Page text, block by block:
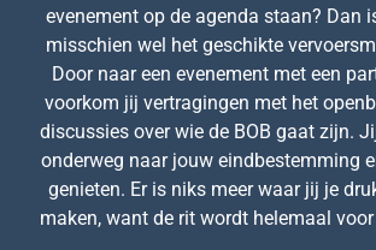
evenement op de agenda staan? Dan
misschien wel het geschikte
Door naar een evenement met een
voorkom jij vertragingen met het
discussies over wie de BOB gaat zijn.
onderweg naar jouw eindbestemming
genieten. Er is niks meer waar jij je
maken, want de rit wordt helemaal